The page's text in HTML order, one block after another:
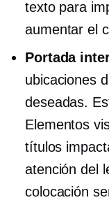
texto para
aumentar el
Portada
ubicaciones
deseadas.
Elementos
títulos
atención del
colocación